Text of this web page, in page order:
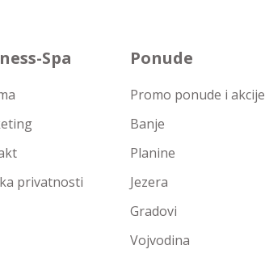
Spa
privatnosti
Ponude
Promo ponude i akcije
Banje
Planine
Jezera
Gradovi
Vojvodina